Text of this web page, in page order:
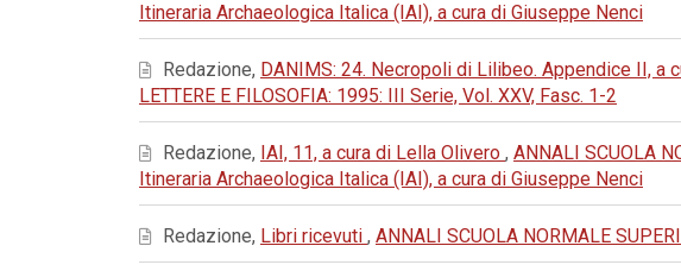
Itineraria Archaeologica Italica (IAI), a cura di Giuseppe Nenci
Redazione, DANIMS: 24. Necropoli di Lilibeo. Appendice II, a
LETTERE E FILOSOFIA: 1995: III Serie, Vol. XXV, Fasc. 1-2
Redazione, IAI, 11, a cura di Lella Olivero , ANNALI SCUOLA
Itineraria Archaeologica Italica (IAI), a cura di Giuseppe Nenci
Redazione, Libri ricevuti , ANNALI SCUOLA NORMALE